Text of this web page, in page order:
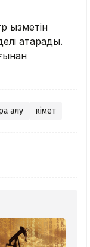
қызметін
атқарады.
алу Үкімет